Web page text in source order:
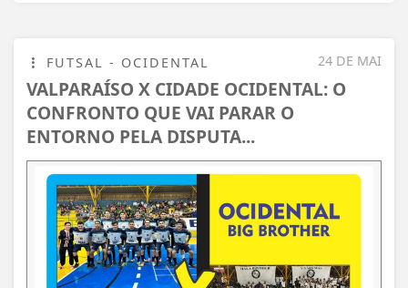
24 DE MAI
FUTSAL - OCIDENTAL
VALPARAÍSO X CIDADE OCIDENTAL: O
CONFRONTO QUE VAI PARAR O
ENTORNO PELA DISPUTA...